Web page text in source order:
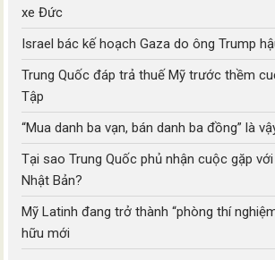
xe Đức
Israel bác kế hoạch Gaza do ông Trump
Trung Quốc đáp trả thuế Mỹ trước thềm
Tập
“Mua danh ba vạn, bán danh ba đồng” là
Tại sao Trung Quốc phủ nhận cuộc gặp
Nhật Bản?
Mỹ Latinh đang trở thành “phòng thí
hữu mới